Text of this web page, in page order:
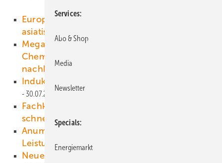
Europas Solarhersteller erstarken gegen
asiatische Konkurrenz
Megatrend PPA: Wie Discounter,
Chemiekonzerne und Versandriesen
nachhaltig werden
Induktives Laden auf dem Vormarsch
30.07.2021
Fachkräftemangel auf dem Meer und
schnellere Reparaturen
Anumar baut Solarpark mit 40 Megawatt
Leistung in Sachsen
Neue Nummer drei der Instandhaltung
Services
Abo & Shop
Media
Newsletter
Specials
Energiemarkt